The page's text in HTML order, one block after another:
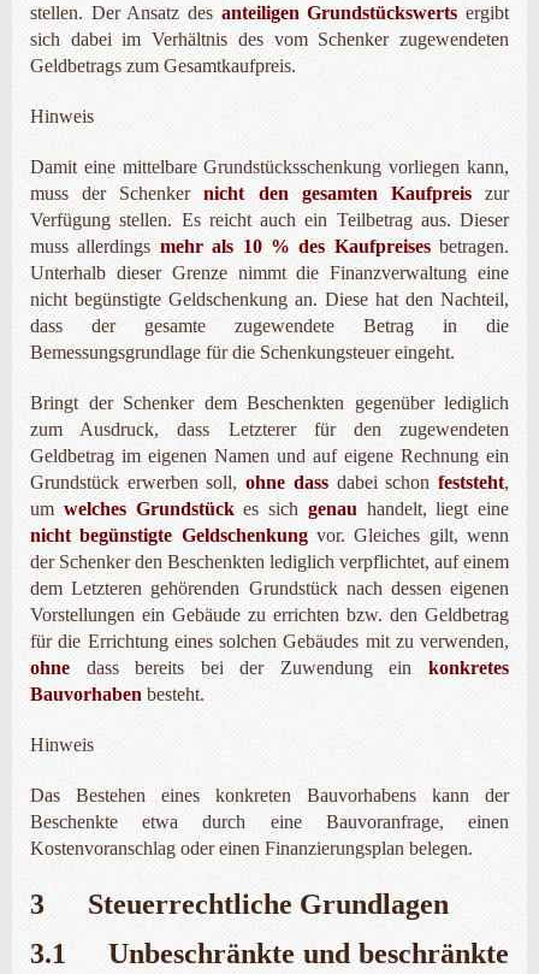
stellen. Der Ansatz des anteiligen Grundstückswerts ergibt
sich dabei im Verhältnis des vom Schenker zugewendeten
Geldbetrags zum Gesamtkaufpreis.
Hinweis
Damit eine mittelbare Grundstücksschenkung vorliegen kann,
muss der Schenkernicht den gesamten Kaufpreiszur
Verfügung stellen. Es reicht auch ein Teilbetrag aus. Dieser
muss allerdings mehr als 10 % des Kaufpreisesbetragen.
Unterhalb dieser Grenze nimmt die Finanzverwaltung eine
nicht begünstigte Geldschenkung an. Diese hat den Nachteil,
dass der gesamte zugewendete Betrag in die
Bemessungsgrundlage für die Schenkungsteuer eingeht.
Bringt der Schenker dem Beschenkten gegenüber lediglich
zum Ausdruck, dass Letzterer für den zugewendeten
Geldbetrag im eigenen Namen und auf eigene Rechnung ein
Grundstück erwerben soll,ohne dassdabei schonfeststeht,
um welches Grundstückes sich genau handelt, liegt eine
nicht begünstigte Geldschenkungvor. Gleiches gilt, wenn
der Schenker den Beschenkten lediglich verpflichtet, auf einem
dem Letzteren gehörenden Grundstück nach dessen eigenen
Vorstellungen ein Gebäude zu errichten bzw. den Geld­betrag
für die Errichtung eines solchen Gebäudes mit zu verwenden,
ohne dass bereits bei der Zuwendung ein konkretes
Bauvorhaben besteht.
Hinweis
Das Bestehen eines konkreten Bauvorhabens kann der
Beschenkte etwa durch eine Bauvoranfrage, einen
Kostenvoranschlag oder einen Finanzierungsplan belegen.
3 Steuerrechtliche Grundlagen
3.1 Unbeschränkte und beschränkte